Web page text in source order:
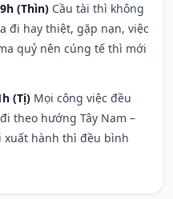
(Thìn) Cầu tài thì không
đi hay thiệt, gặp nạn, việc
quỷ nên cúng tế thì mới
(Tị) Mọi công việc đều
theo hướng Tây Nam –
xuất hành thì đều bình